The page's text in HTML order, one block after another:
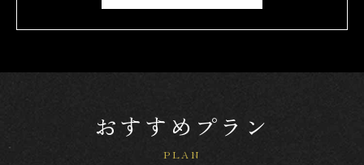
おすすめプラン
PLAN